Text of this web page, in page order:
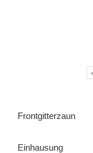
Frontgitterzaun
Einhausung